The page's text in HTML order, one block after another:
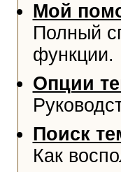
Мой
Полный
функции.
Опции
Поиск
Как